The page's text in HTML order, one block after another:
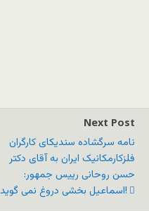
Next Post
نامه سرگشاده سندیکای کارگران
فلزکارمکانیک ایران به آقای دکتر
حسن روحانی رییس جمهور:
اسماعیل بخشی دروغ نمی گوید!